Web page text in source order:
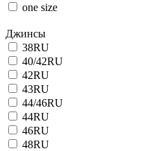
one size
Джинсы
38RU
40/42RU
42RU
43RU
44/46RU
44RU
46RU
48RU